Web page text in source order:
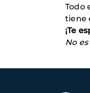
Todo
tiene
¡Te
No